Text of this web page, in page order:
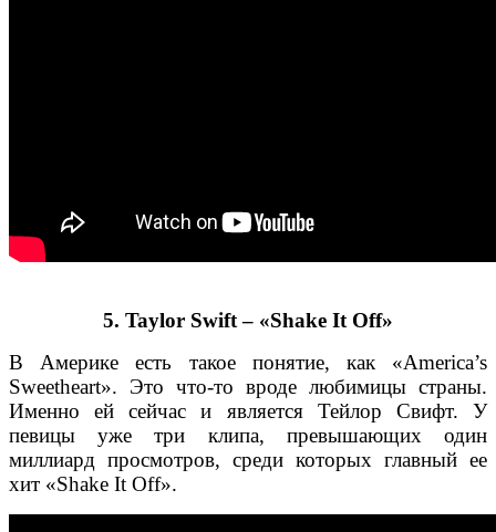
5. Taylor Swift – «Shake It Off»
В Америке есть такое понятие, как «America’s
Sweetheart». Это что-то вроде любимицы страны.
Именно ей сейчас и является Тейлор Свифт. У
певицыуже три клипа, превышающих один
миллиард просмотров, среди которых главный ее
хит «Shake It Off».